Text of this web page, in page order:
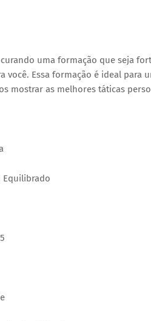
uma formação que seja
você. Essa formação é ideal para
mostrar as melhores táticas
Equilibrado